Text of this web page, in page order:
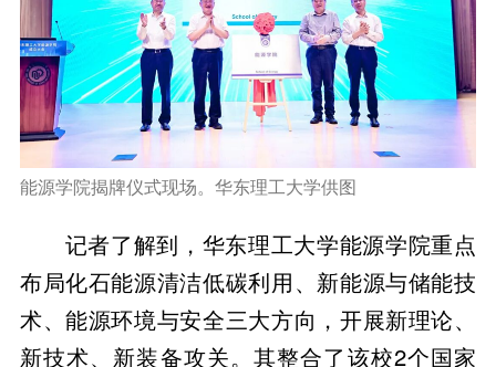
能源学院揭牌仪式现场。华东理工大学供图
记者了解到，华东理工大学能源学院重点
布局化石能源清洁低碳利用、新能源与储能技
术、能源环境与安全三大方向，开展新理论、
新技术、新装备攻关。其整合了该校2个国家